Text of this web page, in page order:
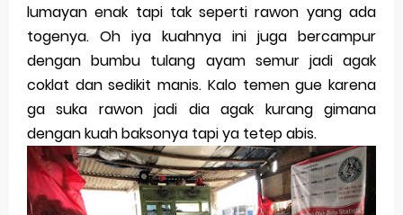
lumayan enak tapi tak seperti rawon yang ada
togenya. Oh iya kuahnya ini juga bercampur
dengan bumbu tulang ayam semur jadi agak
coklat dan sedikit manis. Kalo temen gue karena
ga suka rawon jadi dia agak kurang gimana
dengan kuah baksonya tapi ya tetep abis.